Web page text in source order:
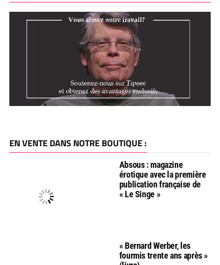
EN VENTE DANS NOTRE BOUTIQUE :
Absous : magazine
érotique avec la première
publication française de
« Le Singe »
« Bernard Werber, les
fourmis trente ans après »